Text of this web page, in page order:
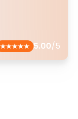
5.00/5